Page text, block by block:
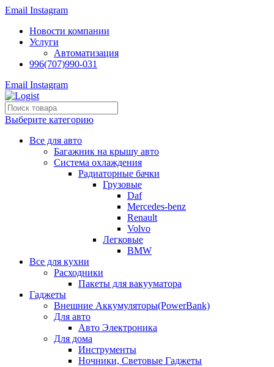
Email Instagram
Новости компании
Услуги
Автоматизация
996(707)990-031
Email Instagram
Выберите категорию
Все для авто
Багажник на крышу авто
Система охлаждения
Радиаторные бачки
Грузовые
Daf
Mercedes-benz
Renault
Volvo
Легковые
BMW
Все для кухни
Расходники
Пакеты для вакууматора
Гаджеты
Внешние Аккумуляторы(PowerBank)
Для авто
Авто Электроника
Для дома
Инструменты
Ночники, Световые Гаджеты